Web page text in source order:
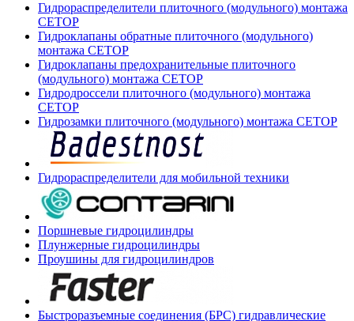
Гидрораспределители плиточного (модульного) монтажа
СЕТОР
Гидроклапаны обратные плиточного (модульного)
монтажа CETOP
Гидроклапаны предохранительные плиточного
(модульного) монтажа CETOP
Гидродроссели плиточного (модульного) монтажа
CETOP
Гидрозамки плиточного (модульного) монтажа CETOP
Гидрораспределители для мобильной техники
Поршневые гидроцилиндры
Плунжерные гидроцилиндры
Проушины для гидроцилиндров
Быстроразъемные соединения (БРС) гидравлические